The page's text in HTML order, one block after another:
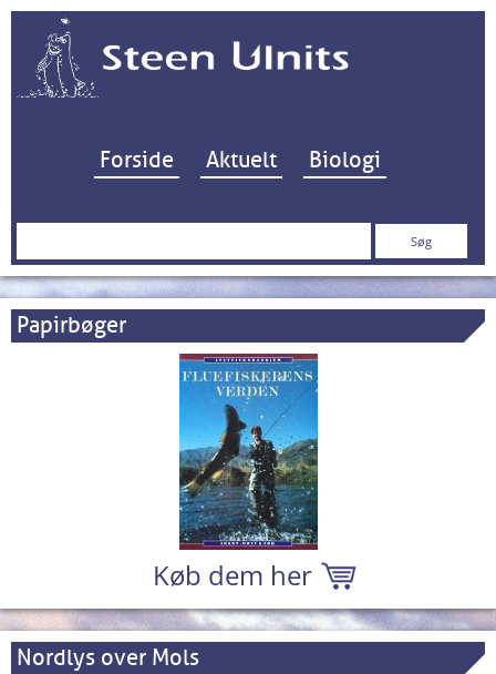
Hop til indhold
Forside Aktuelt Biologi
Søg
Papirbøger
Køb dem her
Nordlys over Mols